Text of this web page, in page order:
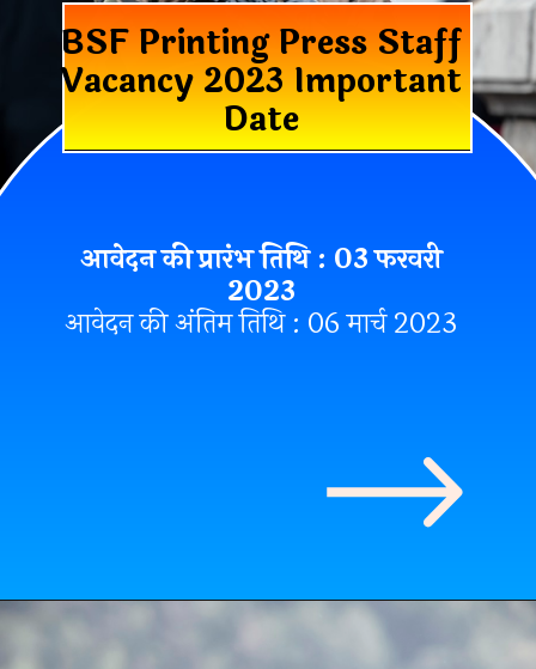
BSF Printing Press Staff
Vacancy 2023 Important
Date
आवेदन की प्रारंभ तिथि : 03 फरवरी
2023
आवेदन की अंतिम तिथि : 06 मार्च 2023